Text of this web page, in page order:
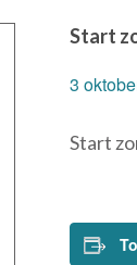
Start
3
Start